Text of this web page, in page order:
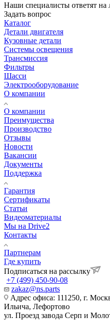
Наши специалисты ответят
Задать вопрос
Каталог
Детали двигателя
Кузовные детали
Системы освещения
Трансмиссия
Фильтры
Шасси
Электрооборудование
О компании
О компании
Преимущества
Производство
Отзывы
Новости
Вакансии
Документы
Поддержка
Гарантия
Сертификаты
Статьи
Видеоматериалы
Мы на Drive2
Контакты
Партнерам
Где купить
Подписаться на рассылку
+7 (499) 450-90-08
zakaz@ns.parts
Адрес офиса: 111250, г.
Ильича, Лефортово
ул. Проезд завода Серп и